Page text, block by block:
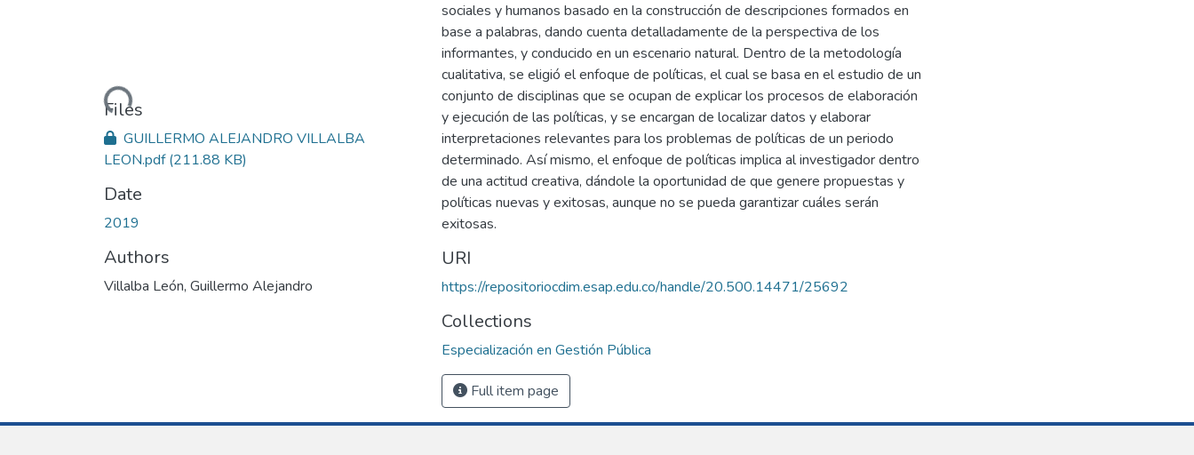
Loading...
Files
GUILLERMO ALEJANDRO VILLALBA
LEON.pdf(211.88 KB)
Date
2019
Authors
Villalba León, Guillermo Alejandro
sociales y humanos basado en la construcción de descripciones formados en
base a palabras, dando cuenta detalladamente de la perspectiva de los
informantes, y conducido en un escenario natural. Dentro de la metodología
cualitativa, se eligió el enfoque de políticas, el cual se basa en el estudio de un
conjunto de disciplinas que se ocupan de explicar los procesos de elaboración
y ejecución de las políticas, y se encargan de localizar datos y elaborar
interpretaciones relevantes para los problemas de políticas de un periodo
determinado. Así mismo, el enfoque de políticas implica al investigador dentro
de una actitud creativa, dándole la oportunidad de que genere propuestas y
políticas nuevas y exitosas, aunque no se pueda garantizar cuáles serán
exitosas.
URI
https://repositoriocdim.esap.edu.co/handle/20.500.14471/25692
Collections
Especialización en Gestión Pública
Full item page